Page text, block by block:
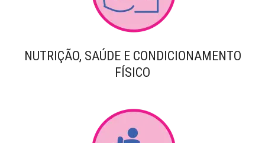
NUTRIÇÃO, SAÚDE E CONDICIONAMENTO
FÍSICO